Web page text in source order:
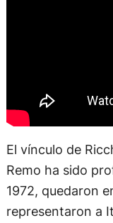
El vínculo de
Remo ha sido
1972, quedaron
representaron a